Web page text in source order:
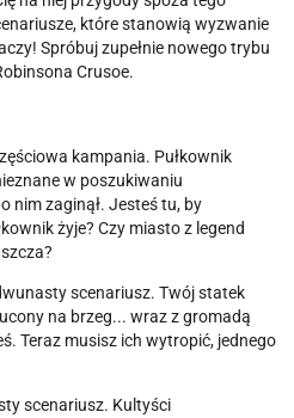
które stanowią wyzwanie
Spróbuj zupełnie nowego trybu
Crusoe.
kampania. Pułkownik
w poszukiwaniu
nim zaginął. Jesteś tu, by
żyje? Czy miasto z legend
scenariusz. Twój statek
na brzeg... wraz z gromadą
Teraz musisz ich wytropić, jednego
scenariusz. Kultyści